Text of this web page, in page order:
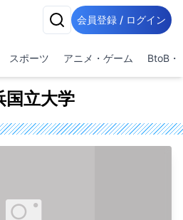
会員登録 / ログイン
スポーツ アニメ・ゲーム BtoB・
国立大学